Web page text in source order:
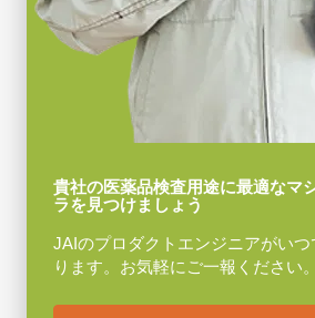
貴社の医薬品検査用途に最適なマ
ラを見つけましょう
JAIのプロダクトエンジニアがい
ります。お気軽にご一報ください。